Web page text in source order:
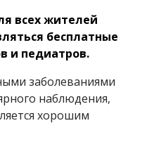
всех жителей
бесплатные
и педиатров.
заболеваниями
наблюдения,
хорошим